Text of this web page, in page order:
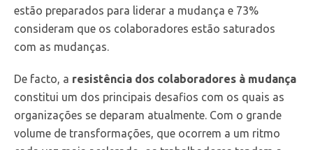
estão preparados para liderar a mudança e 73%
consideram que os colaboradores estão saturados
com as mudanças.
De facto, a resistência dos colaboradores à mudança
constitui um dos principais desafios com os quais as
organizações se deparam atualmente. Com o grande
volume de transformações, que ocorrem a um ritmo